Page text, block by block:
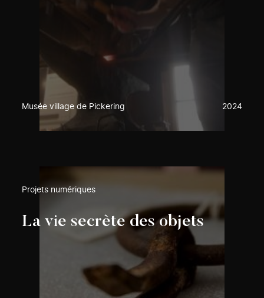
Musée village de Pickering 2024
Projets numériques
La vie secrète des objets